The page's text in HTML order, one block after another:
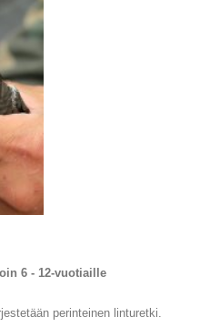
6 - 12-vuotiaille
perinteinen linturetki.